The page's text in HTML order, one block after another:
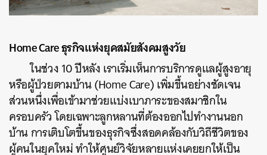
Home Care ธุรกิจแห่งยุคสมัยสังคมสูงวัย
ในช่วง 10 ปีหลัง เราเริ่มเห็นการบริการดูแลผู้สูงอายุ
หรือผู้ป่วยตามบ้าน (Home Care) เพิ่มขึ้นอย่างชัดเจน
ส่วนหนึ่งเพื่อเข้ามาช่วยแบ่งเบาภาระของสมาชิกใน
ครอบครัว โดยเฉพาะลูกหลานที่ต้องออกไปทำงานนอก
บ้าน การเติบโตขึ้นของธุรกิจซึ่งสอดคล้องกับวิถีชีวิตของ
ผู้คนในยุคใหม่ ทำให้ศูนย์วิจัยหลายแห่งเคยยกให้เป็น